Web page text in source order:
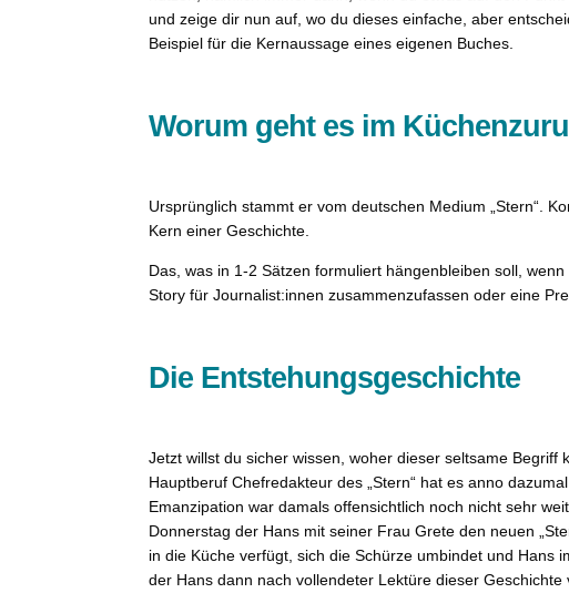
und zeige dir nun auf, wo du dieses einfache, aber
Beispiel für die Kernaussage eines eigenen Buches.
Worum geht es im
Ursprünglich stammt er vom deutschen Medium „Stern“.
Kern einer Geschichte.
Das, was in 1-2 Sätzen formuliert hängenbleiben soll,
Story für Journalist:innen zusammenzufassen oder eine
Die Entstehungsgeschichte
Jetzt willst du sicher wissen, woher dieser seltsame Begriff
Hauptberuf Chefredakteur des „Stern“ hat es anno
Emanzipation war damals offensichtlich noch nicht sehr
Donnerstag der Hans mit seiner Frau Grete den neuen
in die Küche verfügt, sich die Schürze umbindet und Hans
der Hans dann nach vollendeter Lektüre dieser